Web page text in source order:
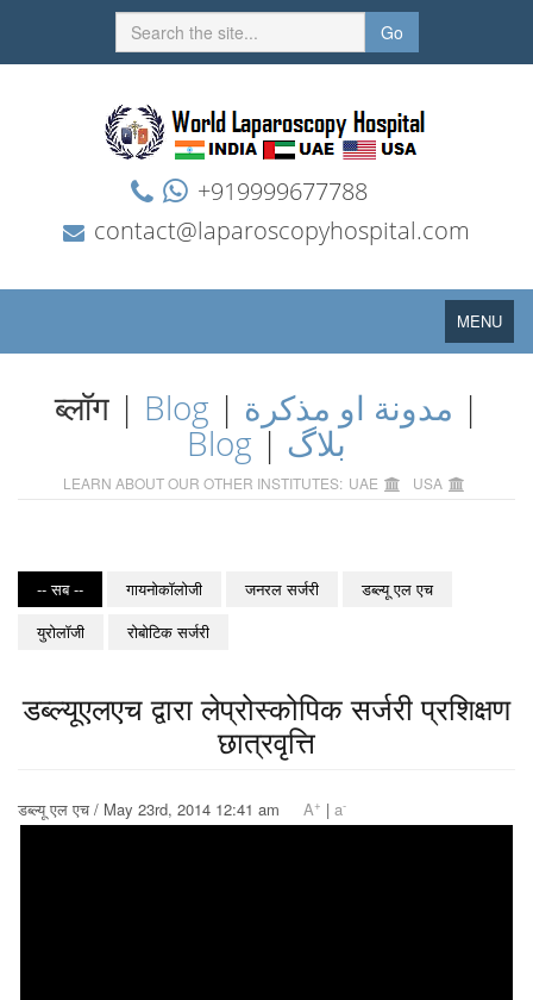
Go
+919999677788
contact@laparoscopyhospital.com
Toggle
navigation
MENU
ब्लॉग | Blog | مدونة او مذكرة |
Blog| بلاگ
LEARN ABOUT OUR OTHER INSTITUTES: UAE USA
-- सब -- गायनोकॉलोजी जनरल सर्जरी
डब्ल्यू एल एच
युरोलॉजी
रोबोटिक सर्जरी
डब्ल्यूएलएच द्वारा लेप्रोस्कोपिक सर्जरी प्रशिक्षण
छात्रवृत्ति
डब्ल्यू एल एच / May 23rd, 2014 12:41 am A+ | a-